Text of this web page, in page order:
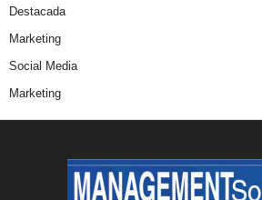
Destacada
Marketing
Social Media
Marketing